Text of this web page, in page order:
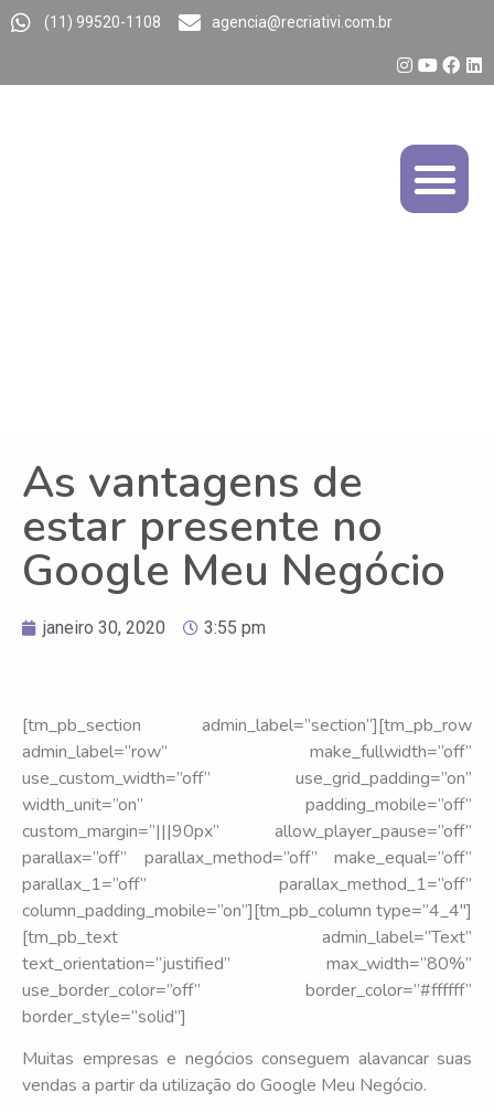
(11) 99520-1108 agencia@recriativi.com.br
As vantagens de
estar presente no
Google Meu Negócio
janeiro 30, 2020 3:55 pm
[tm_pb_section admin_label=”section”][tm_pb_row
admin_label=”row” make_fullwidth=”off”
use_custom_width=”off” use_grid_padding=”on”
width_unit=”on” padding_mobile=”off”
custom_margin=”|||90px” allow_player_pause=”off”
parallax=”off” parallax_method=”off” make_equal=”off”
parallax_1=”off” parallax_method_1=”off”
column_padding_mobile=”on”][tm_pb_column type=”4_4″]
[tm_pb_text admin_label=”Text”
text_orientation=”justified” max_width=”80%”
use_border_color=”off” border_color=”#ffffff”
border_style=”solid”]
Muitas empresas e negócios conseguem alavancar suas
vendas a partir da utilização do Google Meu Negócio.